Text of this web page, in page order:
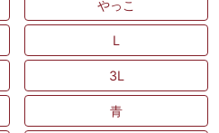
やっこ
L
3L
青